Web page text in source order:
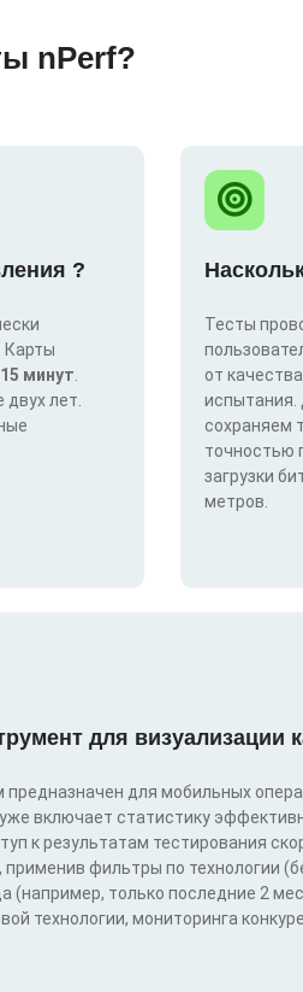
nPerf?
?
Карты
минут
лет.
Тесты
от
испытания.
сохраняем
точностью
загрузки
метров.
для визуализации
для мобильных
включает статистику
к результатам тестирования
фильтры по технологии
(например, только последние 2
технологии, мониторинга